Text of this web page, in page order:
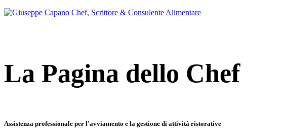
La Pagina dello Chef
Assistenza professionale per l'avviamento e la gestione di attività ristorative